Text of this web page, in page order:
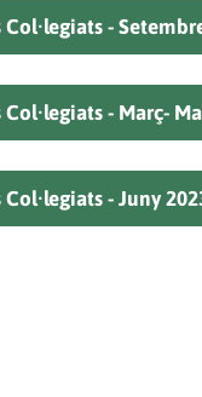
-
- Març-
- Juny